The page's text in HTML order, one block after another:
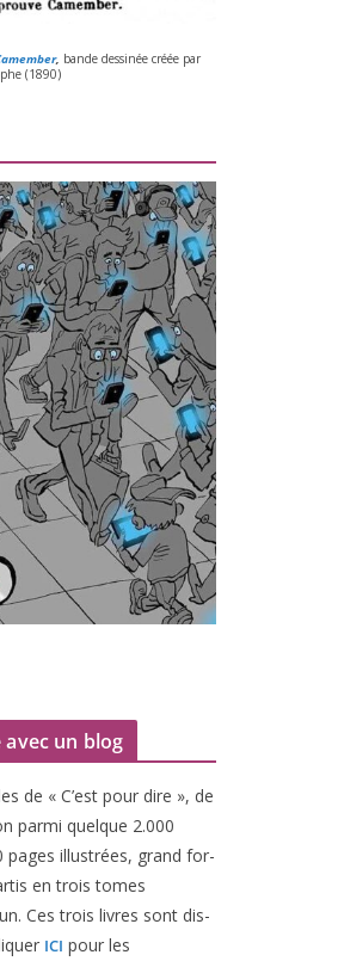
, bande des­si­née créée par
(1890)
avec un blog
de « C’est pour dire », de
par­mi quelque 2.000
pages illus­trées, grand for­
en trois tomes
Ces trois livres sont dis­
ICI pour les